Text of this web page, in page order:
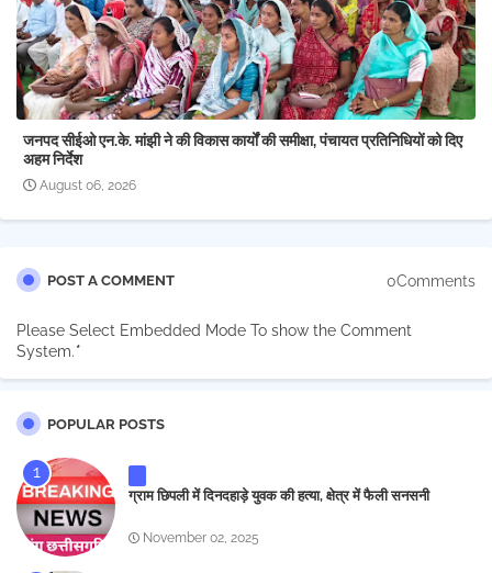
जनपद सीईओ एन.के. मांझी ने की विकास कार्यों की समीक्षा, पंचायत प्रतिनिधियों को दिए
अहम निर्देश
August 06, 2026
POST A COMMENT 0Comments
Please Select Embedded Mode To show the Comment
System.*
POPULAR POSTS
ग्राम छिपली में दिनदहाड़े युवक की हत्या, क्षेत्र में फैली सनसनी
November 02, 2025